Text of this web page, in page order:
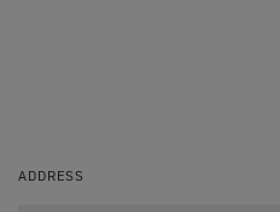
ADDRESS